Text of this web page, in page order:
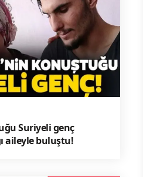
Suriyeli genç
aileyle buluştu!